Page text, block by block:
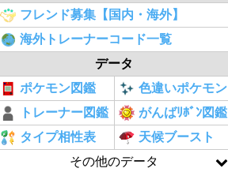
フレンド募集【国内・海外】
海外トレーナーコード一覧
データ
ポケモン図鑑
色違いポケモン
トレーナー図鑑
がんばﾘﾎﾞﾝ図鑑
タイプ相性表
天候ブースト
その他のデータ